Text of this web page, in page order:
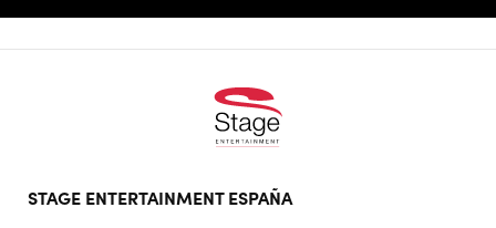
doormat
STAGE ENTERTAINMENT ESPAÑA